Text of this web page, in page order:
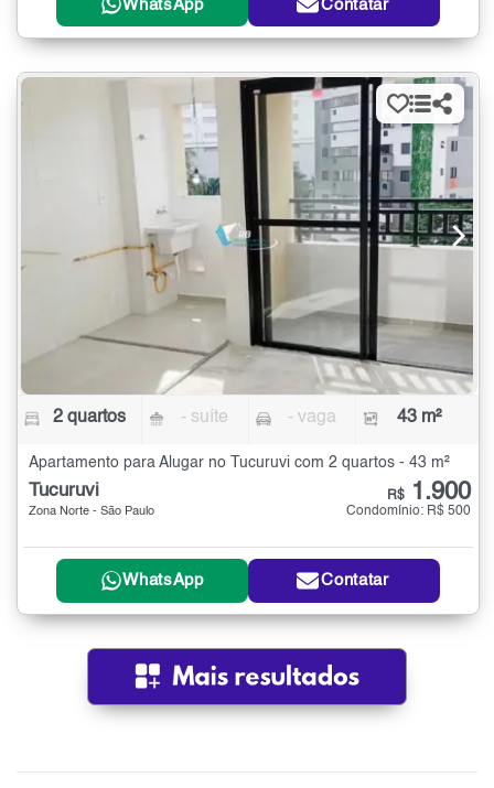
WhatsApp Contatar
2 quartos - suíte - vaga 43 m²
Apartamento para Alugar no Tucuruvi com 2 quartos - 43 m²
Tucuruvi
Zona Norte - São Paulo
R$ 1.900
Condomínio: R$ 500
WhatsApp Contatar